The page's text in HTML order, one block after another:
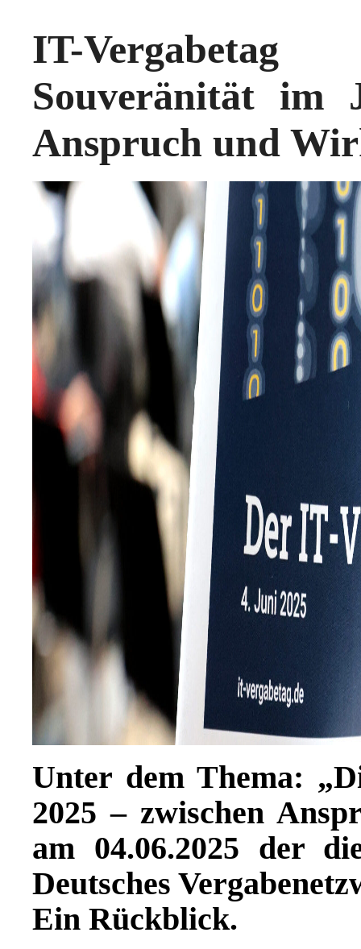
IT-
Souveränität im
Anspruch und
Unter dem Thema:
2025 – zwischen
am 04.06.2025 der
Deutsches
Ein Rückblick.